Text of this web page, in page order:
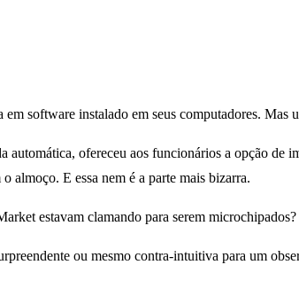
software instalado em seus computadores. Mas
automática, ofereceu aos funcionários a opção
almoço. E essa nem é a parte mais bizarra.
estavam clamando para serem microchipados?
ou mesmo contra-intuitiva para um